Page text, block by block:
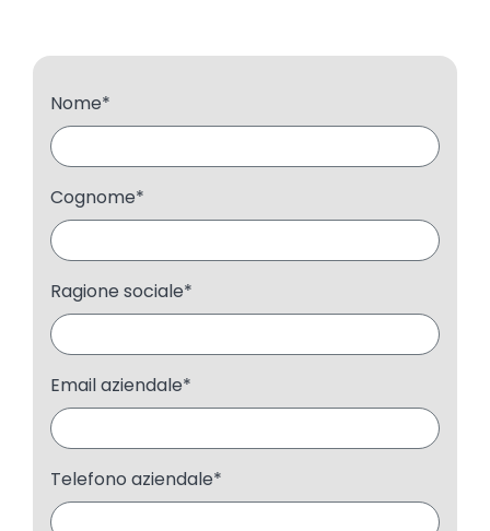
Nome*
Cognome*
Ragione sociale*
Email aziendale*
Telefono aziendale*